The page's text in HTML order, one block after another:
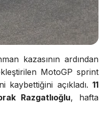
kazasının ardından
MotoGP sprint
kaybettiğini açıkladı.11
Razgatlıoğlu, hafta